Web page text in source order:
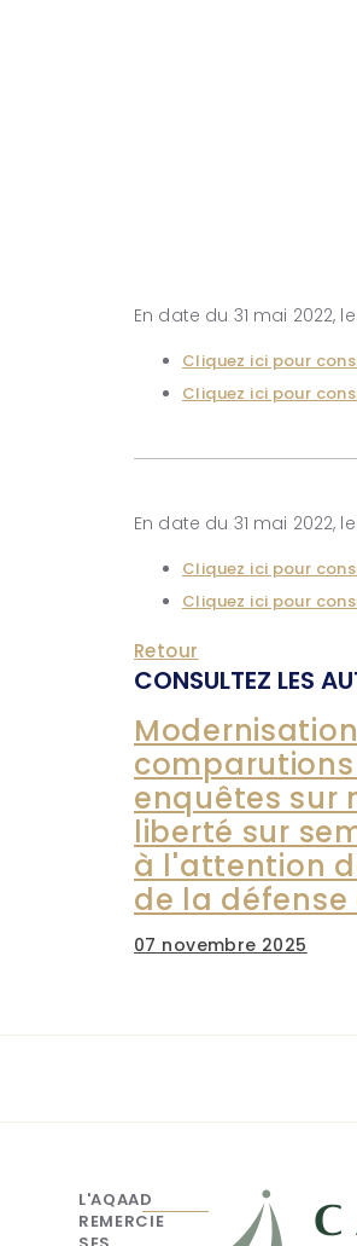
En date du 31 mai 2022,
Cliquez ici pour
Cliquez ici pour
En date du 31 mai 2022,
Cliquez ici pour
Cliquez ici pour
Retour
CONSULTEZ LES
enquêtes sur
liberté sur
à l'attention
de la défense
07 novembre 2025
L'AQAAD
REMERCIE